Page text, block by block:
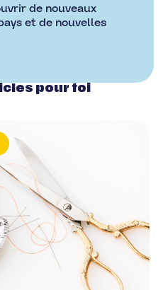
de nouveaux
et de nouvelles
pour toi